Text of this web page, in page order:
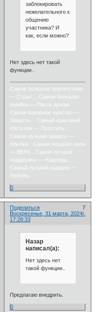
заблокировать
нежелательного к
общению
участника? И
как, если можно?
Нет здесь нет такой
функции..
Самое большое препятствие
— Страх… Самая большая
ошибка — Пасть духом…
Самое коварное чувство —
Зависть… Самый красивый
поступок — Простить…
Самая лучшая защита —
Улыбка…Самая мощная сила
— ВЕРА…Самая лучшая
поддержка — Надежда…
Самый лучший подарок —
Любовь.
0
Поделиться
7
Воскресенье, 31 марта, 2024г.
17:28:33
Назар
написал(а):
Нет здесь нет
такой функции..
Предлагаю внедрить.
0